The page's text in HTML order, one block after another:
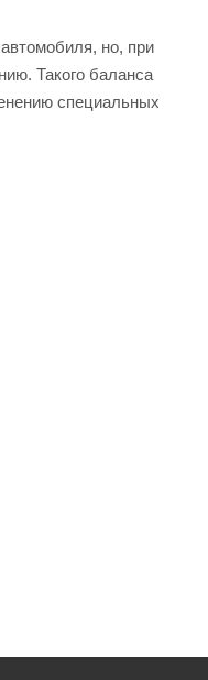
но, при
Такого баланса
специальных